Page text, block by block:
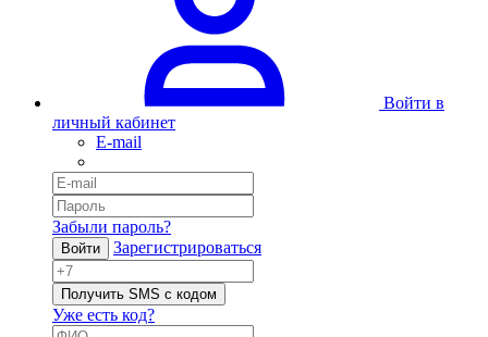
Войти в
личный кабинет
E-mail
Забыли пароль?
Войти Зарегистрироваться
Получить SMS с кодом
Уже есть код?